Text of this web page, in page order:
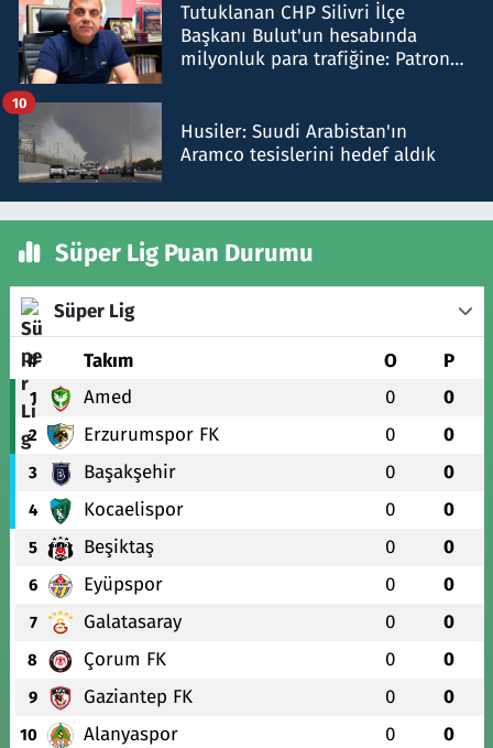
Tutuklanan CHP Silivri İlçe
Başkanı Bulut'un hesabında
milyonluk para trafiğine: Patron
Husiler: Suudi Arabistan'ın
Aramco tesislerini hedef aldık
10
Süper Lig Puan Durumu
Süper Lig
# Takım O P
1 Amed 0 0
2 Erzurumspor FK 0 0
3 Başakşehir 0 0
4 Kocaelispor 0 0
5 Beşiktaş 0 0
6 Eyüpspor 0 0
7 Galatasaray 0 0
8 Çorum FK 0 0
9 Gaziantep FK 0 0
10 Alanyaspor 0 0